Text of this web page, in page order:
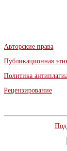
Авторские права
Публикационная
Политика
Рецензирование